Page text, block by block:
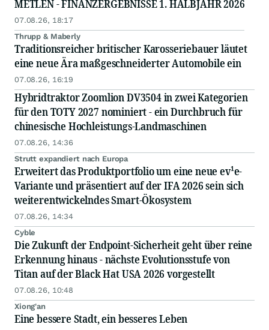
METLEN - FINANZERGEBNISSE 1. HALBJAHR 2026
07.08.26, 18:17
Thrupp & Maberly
Traditionsreicher britischer Karosseriebauer läutet
eine neue Ära maßgeschneiderter Automobile ein
07.08.26, 16:19
Hybridtraktor Zoomlion DV3504 in zwei Kategorien
für den TOTY 2027 nominiert - ein Durchbruch für
chinesische Hochleistungs-Landmaschinen
07.08.26, 14:36
Strutt expandiert nach Europa
Erweitert das Produktportfolio um eine neue ev¹e-
Variante und präsentiert auf der IFA 2026 sein sich
weiterentwickelndes Smart-Ökosystem
07.08.26, 14:34
Cyble
Die Zukunft der Endpoint-Sicherheit geht über reine
Erkennung hinaus - nächste Evolutionsstufe von
Titan auf der Black Hat USA 2026 vorgestellt
07.08.26, 10:48
Xiong'an
Eine bessere Stadt, ein besseres Leben